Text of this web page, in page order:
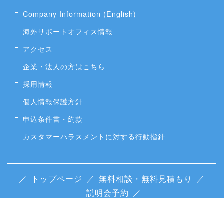
Company Information (English)
海外サポートオフィス情報
アクセス
企業・法人の方はこちら
採用情報
個人情報保護方針
申込条件書・約款
カスタマーハラスメントに対する行動指針
／ トップページ ／ 無料相談・無料見積もり
／
説明会予約 ／